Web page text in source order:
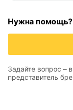
Нужна помощь?
Задайте вопрос –
представитель